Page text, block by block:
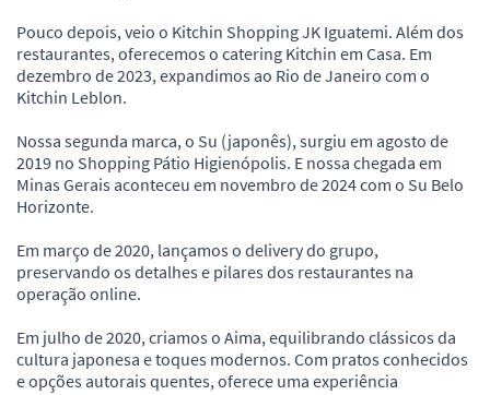
Pouco depois, veio o Kitchin Shopping JK Iguatemi. Além dos
restaurantes, oferecemos o catering Kitchin em Casa. Em
dezembro de 2023, expandimos ao Rio de Janeiro com o
Kitchin Leblon.
Nossa segunda marca, o Su (japonês), surgiu em agosto de
2019 no Shopping Pátio Higienópolis. E nossa chegada em
Minas Gerais aconteceu em novembro de 2024 com o Su Belo
Horizonte.
Em março de 2020, lançamos o delivery do grupo,
preservando os detalhes e pilares dos restaurantes na
operação online.
Em julho de 2020, criamos o Aima, equilibrando clássicos da
cultura japonesa e toques modernos. Com pratos conhecidos
e opções autorais quentes, oferece uma experiência